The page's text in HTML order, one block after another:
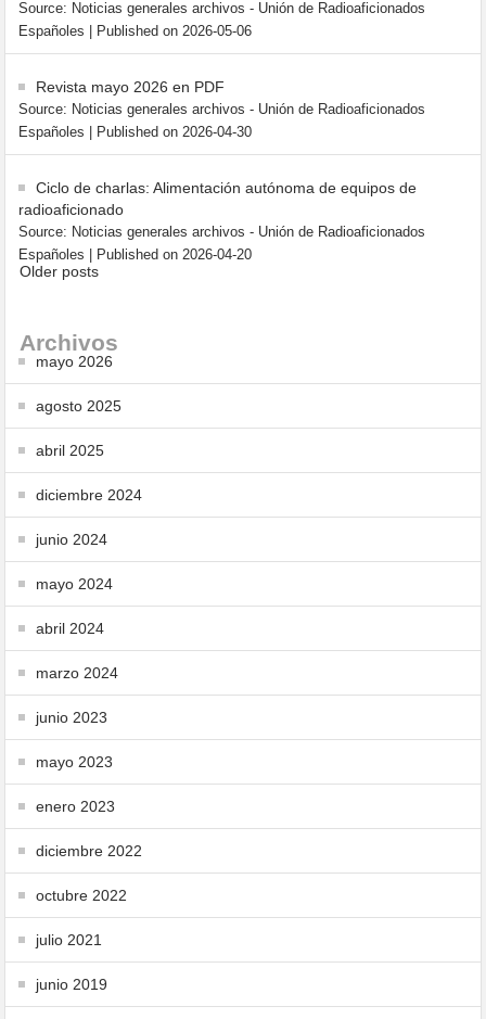
Source: Noticias generales archivos - Unión de Radioaficionados
Españoles
Published on 2026-05-06
Revista mayo 2026 en PDF
Source: Noticias generales archivos - Unión de Radioaficionados
Españoles
Published on 2026-04-30
Ciclo de charlas: Alimentación autónoma de equipos de
radioaficionado
Source: Noticias generales archivos - Unión de Radioaficionados
Españoles
Published on 2026-04-20
Older posts
Archivos
mayo 2026
agosto 2025
abril 2025
diciembre 2024
junio 2024
mayo 2024
abril 2024
marzo 2024
junio 2023
mayo 2023
enero 2023
diciembre 2022
octubre 2022
julio 2021
junio 2019